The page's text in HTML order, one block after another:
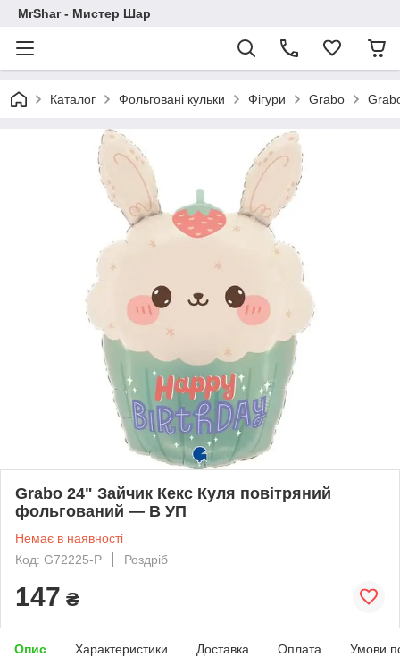
MrShar - Мистер Шар
Каталог Фольговані кульки Фігури Grabo
Grabo 24" Зайчик Кекс Куля повітряний
фольгований — В УП
Немає в наявності
Код: G72225-P
Роздріб
147 ₴
Опис Характеристики Доставка Оплата Умови